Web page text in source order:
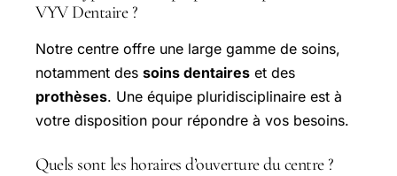
VYV Dentaire ?
Notre centre offre une large gamme de soins,
notamment des soins dentaires et des
prothèses. Une équipe pluridisciplinaire est à
votre disposition pour répondre à vos besoins.
Quels sont les horaires d’ouverture du centre ?